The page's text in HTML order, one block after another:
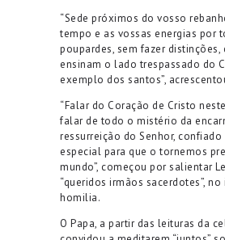
“Sede próximos do vosso
tempo e as vossas energias por
poupardes, sem fazer distinções,
ensinam o lado trespassado do
exemplo dos santos”,
“Falar do Coração de Cristo
falar de todo o mistério da
ressurreição do Senhor,
especial para que o tornemos
mundo”, começou por salientar
“queridos irmãos sacerdotes”,
homilia.
O Papa, a partir das leituras da